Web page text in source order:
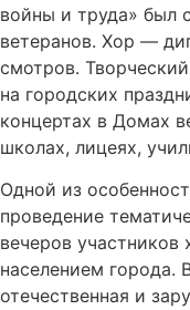
войны и труда» был
ветеранов. Хор —
смотров.
на городских
концертах в Домах
школах, лицеях,
Одной из
проведение
вечеров участников
населением города.
отечественная и